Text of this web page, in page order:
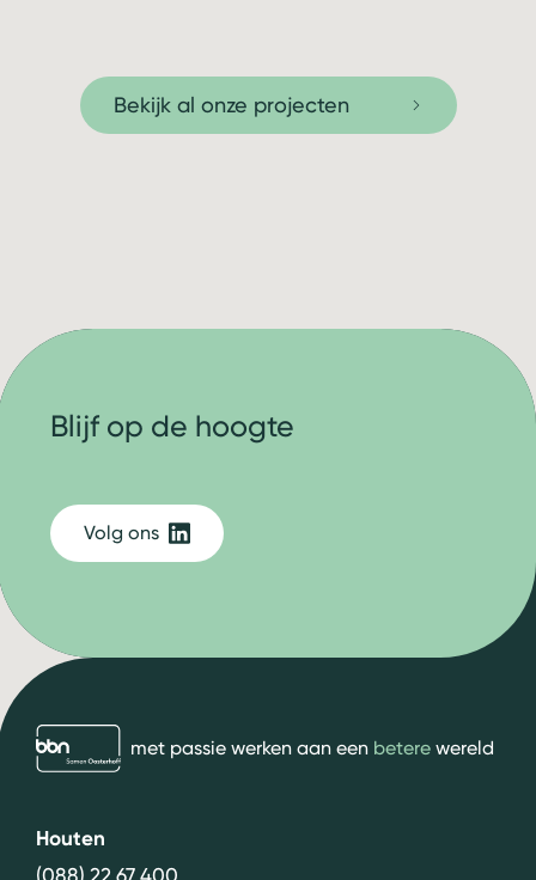
Bekijk al onze projecten
bbn adviseursmet passie werken aan een beterewereld
Houten
(088) 22 67 400
Blijf op de hoogte
Volg ons